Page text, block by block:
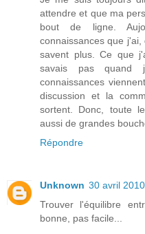
attendre et que ma
bout de ligne.
connaissances que
savent plus. Ce que
savais pas quand
connaissances
discussion et la
sortent. Donc, toute
aussi de grandes
Répondre
Unknown 30 avril
Trouver l'équilibre
bonne, pas facile...